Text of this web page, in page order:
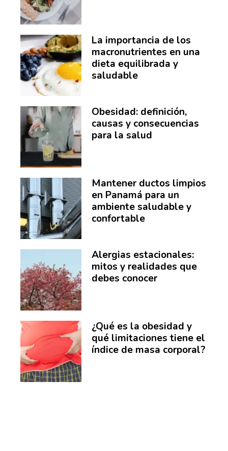
La importancia de los
macronutrientes en una
dieta equilibrada y
saludable
Obesidad: definición,
causas y consecuencias
para la salud
Mantener ductos limpios
en Panamá para un
ambiente saludable y
confortable
Alergias estacionales:
mitos y realidades que
debes conocer
¿Qué es la obesidad y
qué limitaciones tiene el
índice de masa corporal?